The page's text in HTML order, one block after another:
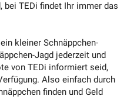
bei TEDi findet Ihr immer das
kleiner Schnäppchen-
Jagd jederzeit und
von TEDi informiert seid,
Also einfach durch
finden und Geld